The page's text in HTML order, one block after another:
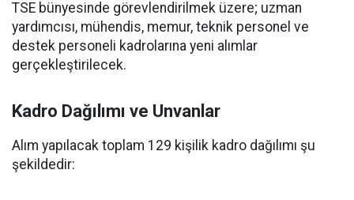
TSE bünyesinde görevlendirilmek üzere; uzman
yardımcısı, mühendis, memur, teknik personel ve
destek personeli kadrolarına yeni alımlar
gerçekleştirilecek.
Kadro Dağılımı ve Unvanlar
Alım yapılacak toplam 129 kişilik kadro dağılımı şu
şekildedir: